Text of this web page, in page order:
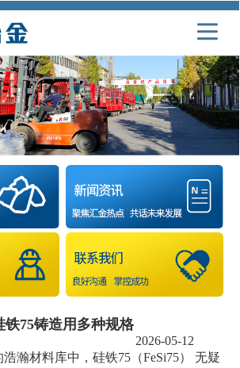
铁75铸造用多种规格
2026-05-12
瀚材料库中，硅铁75（FeSi75） 无疑